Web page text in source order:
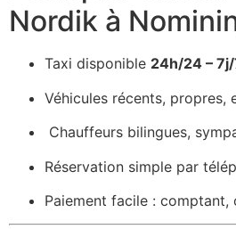
Nordik à
Taxi disponible 24h/24 –
Véhicules récents, propres,
Chauffeurs bilingues,
Réservation simple par
Paiement facile : comptant,